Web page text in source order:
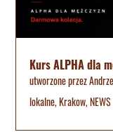
Kurs ALPHA dla
utworzone przez
lokalne,Krakow,NEWS